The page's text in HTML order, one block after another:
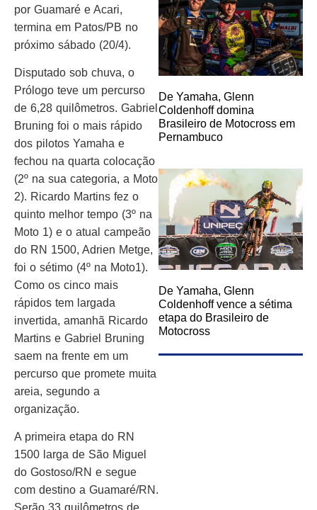
por Guamaré e Acari,
termina em Patos/PB no
próximo sábado (20/4).
Disputado sob chuva, o
Prólogo teve um percurso
de 6,28 quilômetros. Gabriel
Bruning foi o mais rápido
dos pilotos Yamaha e
fechou na quarta colocação
(2º na sua categoria, a Moto
2). Ricardo Martins fez o
quinto melhor tempo (3º na
Moto 1) e o atual campeão
do RN 1500, Adrien Metge,
foi o sétimo (4º na Moto1).
Como os cinco mais
rápidos tem largada
invertida, amanhã Ricardo
Martins e Gabriel Bruning
saem na frente em um
percurso que promete muita
areia, segundo a
organização.
A primeira etapa do RN
1500 larga de São Miguel
do Gostoso/RN e segue
com destino a Guamaré/RN.
De Yamaha, Glenn
Coldenhoff domina
Brasileiro de Motocross em
Pernambuco
De Yamaha, Glenn
Coldenhoff vence a sétima
etapa do Brasileiro de
Motocross